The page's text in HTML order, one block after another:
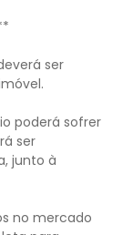
ser
poderá sofrer
ser
junto à
no mercado